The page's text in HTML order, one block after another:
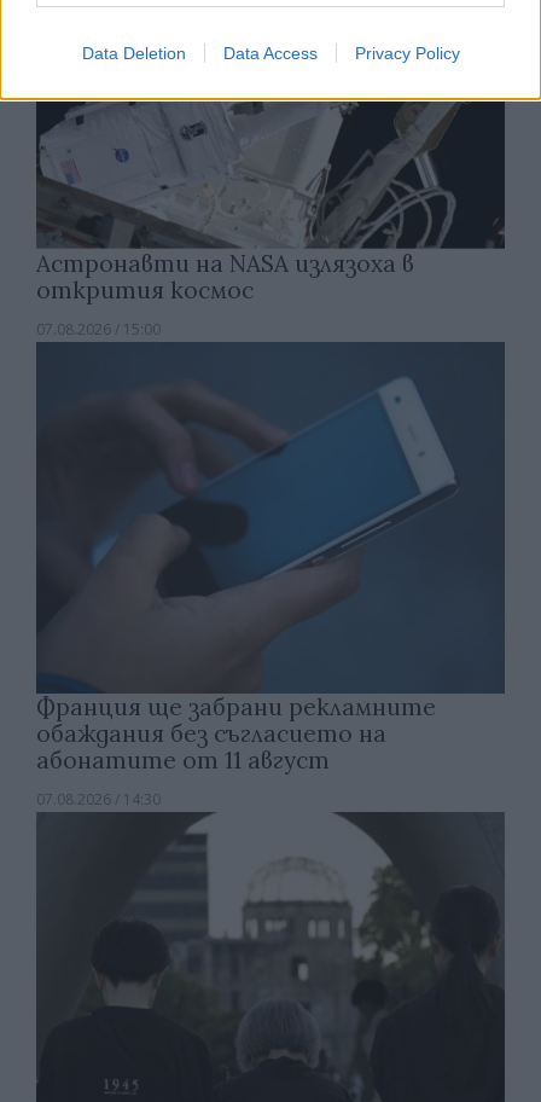
Data Deletion Data Access Privacy Policy
Астронавти на NASA излязоха в
открития космос
07.08.2026 / 15:00
Франция ще забрани рекламните
обаждания без съгласието на
абонатите от 11 август
07.08.2026 / 14:30